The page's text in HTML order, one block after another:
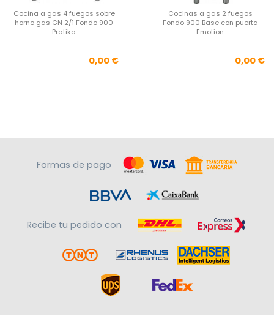
Cocina a gas 4 fuegos sobre
horno gas GN 2/1 Fondo 900
Pratika
Precio
0,00 €
Cocinas a gas 2 fuegos
Fondo 900 Base con puerta
Emotion
0,00 €
Formas de pago
Recibe tu pedido con